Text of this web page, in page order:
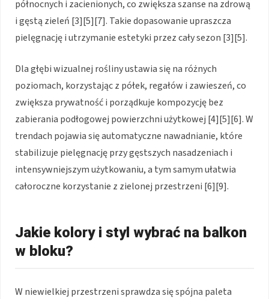
północnych i zacienionych, co zwiększa szanse na zdrową
i gęstą zieleń [3][5][7]. Takie dopasowanie upraszcza
pielęgnację i utrzymanie estetyki przez cały sezon [3][5].
Dla głębi wizualnej rośliny ustawia się na różnych
poziomach, korzystając z półek, regałów i zawieszeń, co
zwiększa prywatność i porządkuje kompozycję bez
zabierania podłogowej powierzchni użytkowej [4][5][6]. W
trendach pojawia się automatyczne nawadnianie, które
stabilizuje pielęgnację przy gęstszych nasadzeniach i
intensywniejszym użytkowaniu, a tym samym ułatwia
całoroczne korzystanie z zielonej przestrzeni [6][9].
Jakie kolory i styl wybrać na balkon
w bloku?
W niewielkiej przestrzeni sprawdza się spójna paleta